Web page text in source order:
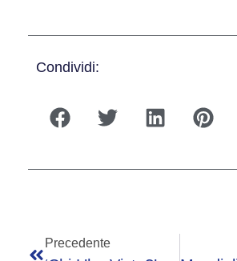
Condividi:
Precedente